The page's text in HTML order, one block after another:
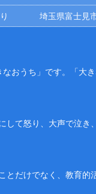
埼玉県富士見
おうち」です。「大
して怒り、大声で泣
とだけでなく、教育